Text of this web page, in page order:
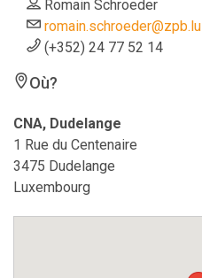
Romain Schroeder
romain.schroeder@zpb.lu
(+352) 24 77 52 14
Où?
CNA, Dudelange
1 Rue du Centenaire
3475 Dudelange
Luxembourg